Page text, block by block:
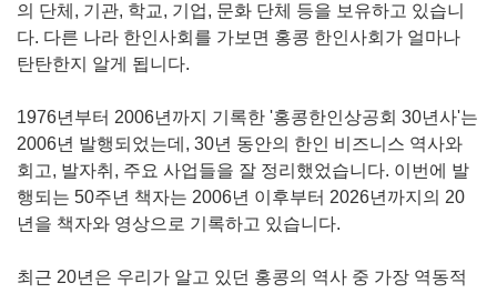
의 단체 , 기관, 학교, 기업, 문화 단체 등을 보유하고 있습니
다. 다른 나라 한인사회를 가보면 홍콩 한인사회가 얼마나
탄탄한지 알게 됩니다.
1976년부터 2006년까지 기록한 '홍콩한인상공회 30년사'는
2006년 발행되었는데 , 30년 동안의 한인 비즈니스 역사와
회고, 발자취 , 주요 사업들을 잘 정리했었습니다. 이번에 발
행되는 50주년 책자는 2006년 이후부터 2026년까지의 20
년을 책자와 영상으로 기록하고 있습니다.
최근 20년은 우리가 알고 있던 홍콩의 역사 중 가장 역동적